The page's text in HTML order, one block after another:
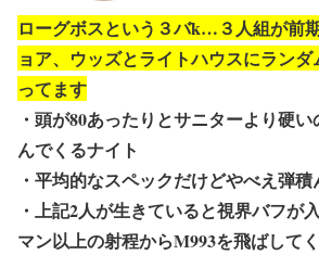
ローグボスという３バk…３人組が前
ョア、ウッズとライトハウスにラン
ってます
・頭が80あったりとサニターより硬
んでくるナイト
・平均的なスペックだけどやべえ弾
・上記2人が生きていると視界バフが
マン以上の射程からM993を飛ばして